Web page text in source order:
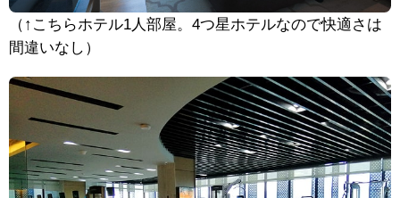
（↑こちらホテル1人部屋。4つ星ホテルなので快適さは
間違いなし）